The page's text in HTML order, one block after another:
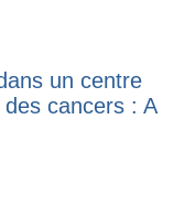
un centre
cancers : A